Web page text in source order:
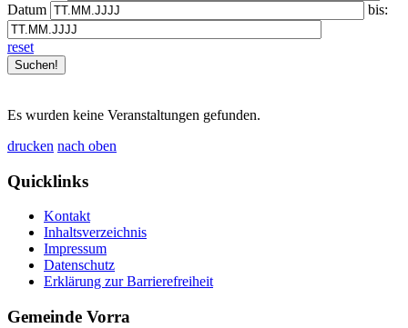
Datum
bis:
reset
Es wurden keine Veranstaltungen gefunden.
drucken nach oben
Quicklinks
Kontakt
Inhaltsverzeichnis
Impressum
Datenschutz
Erklärung zur Barrierefreiheit
Gemeinde Vorra